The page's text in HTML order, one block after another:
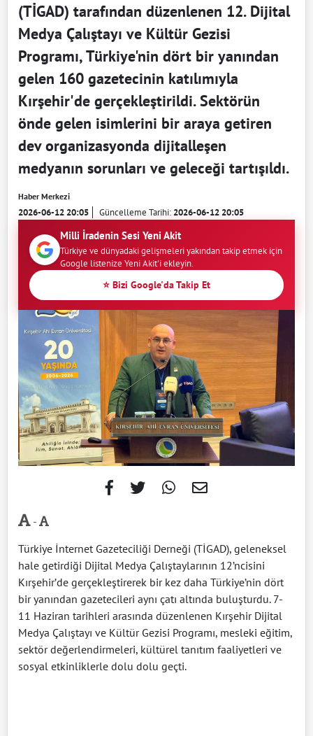
(TİGAD) tarafından düzenlenen 12. Dijital
Medya Çalıştayı ve Kültür Gezisi
Programı, Türkiye'nin dört bir yanından
gelen 160 gazetecinin katılımıyla
Kırşehir'de gerçekleştirildi. Sektörün
önde gelen isimlerini bir araya getiren
dev organizasyonda dijitalleşen
medyanın sorunları ve geleceği tartışıldı.
Haber Merkezi
2026-06-12 20:05 Güncelleme Tarihi:2026-06-12 20:05
Milli İradenin Sesi Yeni Akit
Türkiye ve dünyadaki gelişmeleri yakından takip etmek için
Google listenize Yeni Akit'i ekleyin.
⭐ Bizi Google'da Takip Et
-
Türkiye İnternet Gazeteciliği Derneği (TİGAD), geleneksel
hale getirdiği Dijital Medya Çalıştaylarının 12’ncisini
Kırşehir’de gerçekleştirerek bir kez daha Türkiye’nin dört
bir yanından gazetecileri aynı çatı altında buluşturdu. 7-
11 Haziran tarihleri arasında düzenlenen Kırşehir Dijital
Medya Çalıştayı ve Kültür Gezisi Programı, mesleki eğitim,
sektör değerlendirmeleri, kültürel tanıtım faaliyetleri ve
sosyal etkinliklerle dolu dolu geçti.